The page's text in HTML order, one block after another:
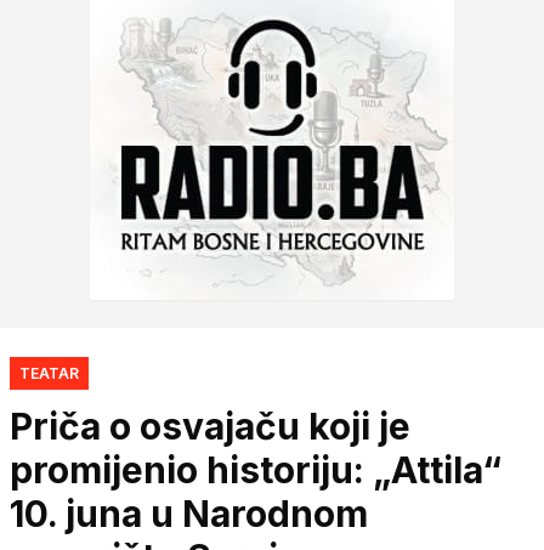
TEATAR
Priča o osvajaču koji je
promijenio historiju: „Attila“
10. juna u Narodnom